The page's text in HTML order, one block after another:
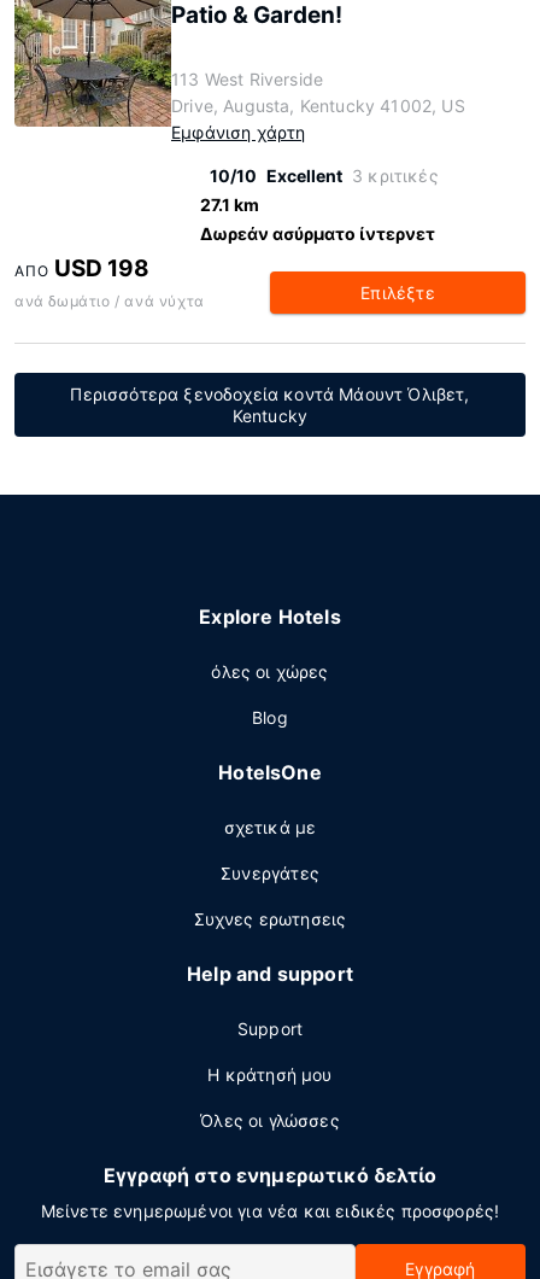
Patio & Garden!
113 West Riverside
Drive, Augusta, Kentucky 41002, US
Εμφάνιση χάρτη
10/10 Excellent 3 κριτικές
27.1 km
Δωρεάν ασύρματο ίντερνετ
ΑΠΌ USD 198
ανά δωμάτιο / ανά νύχτα Επιλέξτε
Περισσότερα ξενοδοχεία κοντά Μάουντ Όλιβετ,
Kentucky
Explore Hotels
όλες οι χώρες
Blog
HotelsOne
σχετικά με
Συνεργάτες
Συχνες ερωτησεις
Help and support
Support
Η κράτησή μου
Όλες οι γλώσσες
Εγγραφή στο ενημερωτικό δελτίο
Μείνετε ενημερωμένοι για νέα και ειδικές προσφορές!
Εγγραφή